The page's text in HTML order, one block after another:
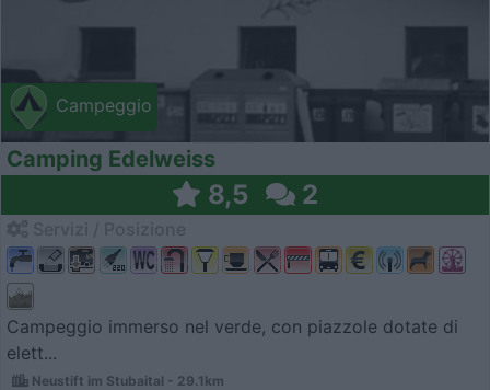
Campeggio
Camping Edelweiss
8,5 2
Campeggio immerso nel verde, con piazzole dotate di
elett...
Neustift im Stubaital - 29.1km